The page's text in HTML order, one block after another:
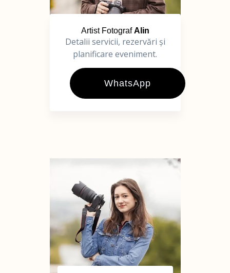
Artist FotografAlin
Detalii servicii, rezervări și
planificare eveniment.
WhatsApp